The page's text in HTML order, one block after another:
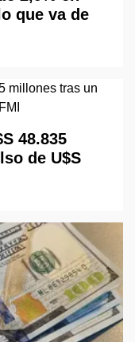
que va de
48.835
de U$S